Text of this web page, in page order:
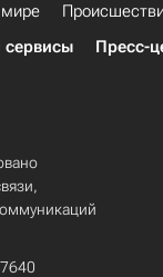
сервисы Пресс-